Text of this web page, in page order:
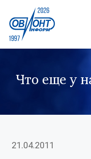
Что еще у
21.04.2011